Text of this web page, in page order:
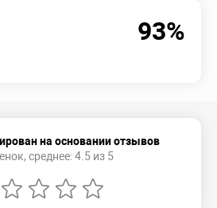
93%
на основании отзывов
среднее: 4.5 из 5